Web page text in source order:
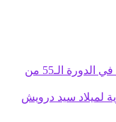
ڤودافون مصر لتنمية المجتمع تشارك في الدورة الـ55 من
لميلاد سيد درويش